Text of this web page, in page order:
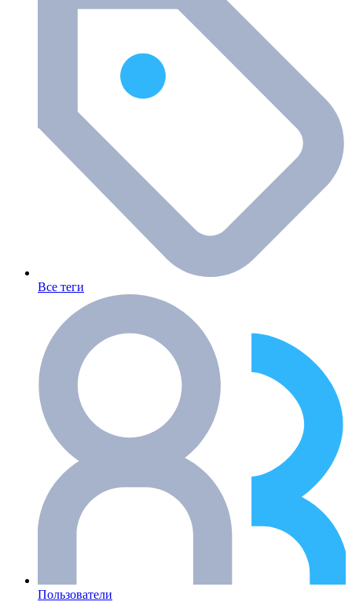
Все теги
Пользователи